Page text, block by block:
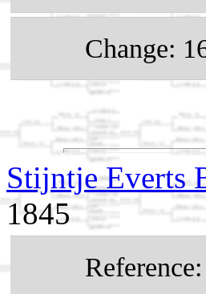
Change:
Stijntje Everts
1845